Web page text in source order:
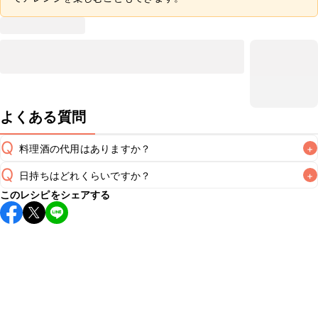
よくある質問
Q 料理酒の代用はありますか？ +
A
Q 日持ちはどれくらいですか？ +
保存期間は冷蔵で当日中が目安です。なるべくお早めにお召
し上がりください。
このレシピをシェアする